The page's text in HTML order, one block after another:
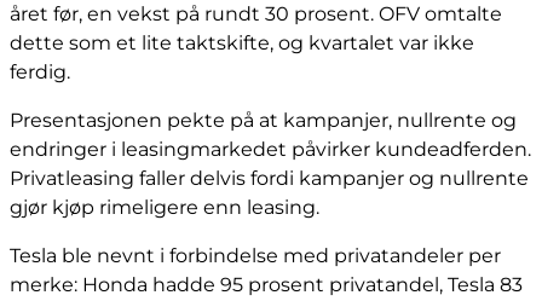
året før, en vekst på rundt 30 prosent. OFV omtalte
dette som et lite taktskifte, og kvartalet var ikke
ferdig.
Presentasjonen pekte på at kampanjer, nullrente og
endringer i leasingmarkedet påvirker kundeadferden.
Privatleasing faller delvis fordi kampanjer og nullrente
gjør kjøp rimeligere enn leasing.
Tesla ble nevnt i forbindelse med privatandeler per
merke: Honda hadde 95 prosent privatandel, Tesla 83